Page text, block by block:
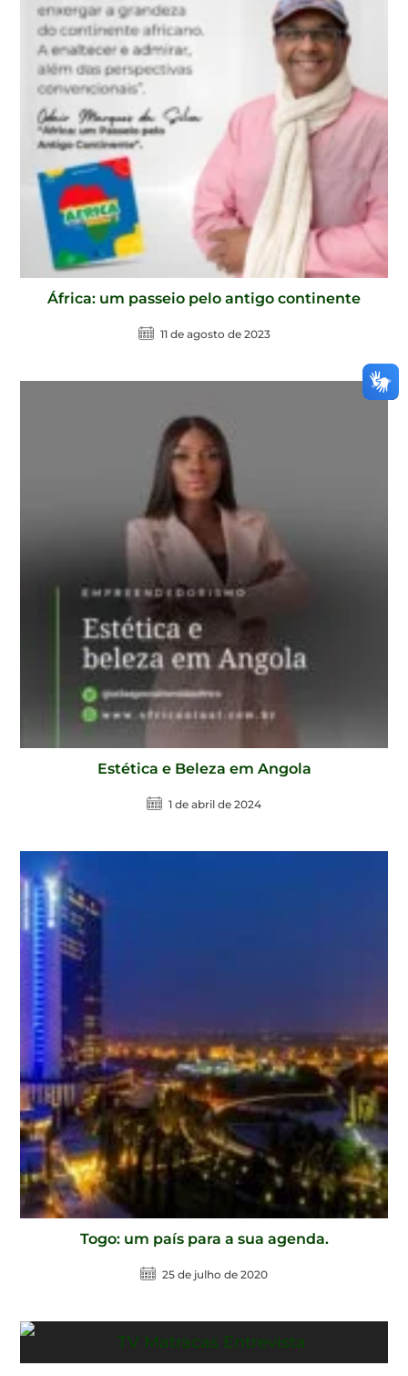
África: um passeio pelo antigo continente
11 de agosto de 2023
Estética e Beleza em Angola
1 de abril de 2024
Togo: um país para a sua agenda.
25 de julho de 2020